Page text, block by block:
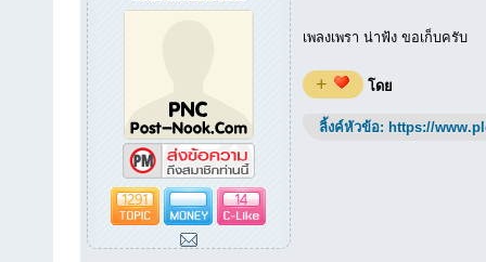
1291 14
เพลงเพรา น่าฟ้ง ขอเก็บครับ
+ โดย
ลิ้งค์หัวข้อ: https://